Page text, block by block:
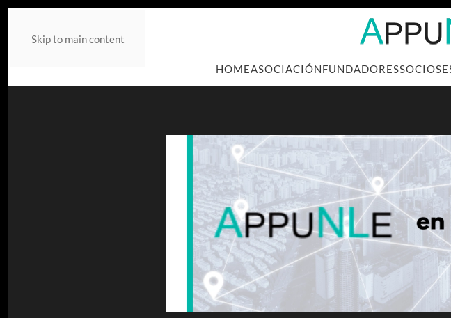
Skip to main content
HOMEASOCIACIÓNFUNDADORESSOCIOS